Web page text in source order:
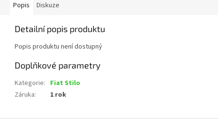
Popis Diskuze
Detailní popis produktu
Popis produktu není dostupný
Doplňkové parametry
Kategorie: Fiat Stilo
Záruka: 1 rok